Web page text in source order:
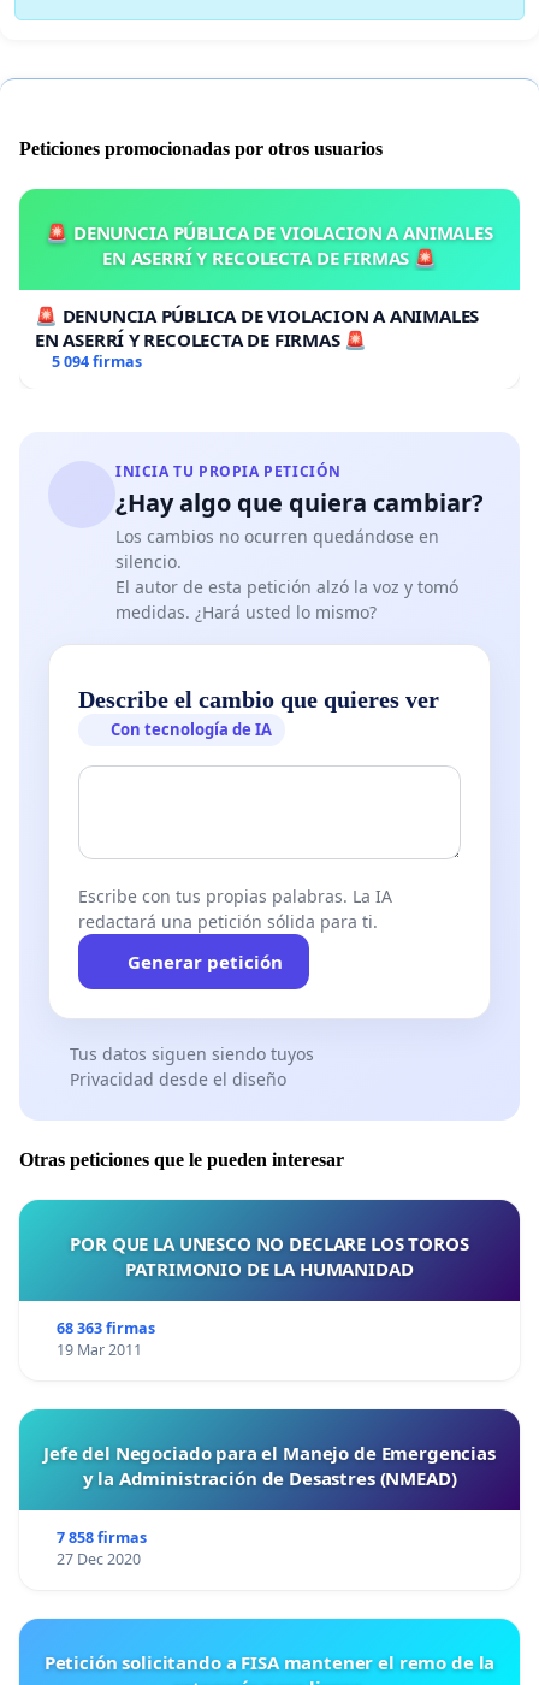
Peticiones promocionadas por otros usuarios
🚨 DENUNCIA PÚBLICA DE VIOLACION A ANIMALES
EN ASERRÍ Y RECOLECTA DE FIRMAS 🚨
🚨 DENUNCIA PÚBLICA DE VIOLACION A ANIMALES
EN ASERRÍ Y RECOLECTA DE FIRMAS 🚨
5 094 firmas
INICIA TU PROPIA PETICIÓN
¿Hay algo que quiera cambiar?
Los cambios no ocurren quedándose en
silencio.
El autor de esta petición alzó la voz y tomó
medidas. ¿Hará usted lo mismo?
Describe el cambio que quieres ver
Con tecnología de IA
Escribe con tus propias palabras. La IA
redactará una petición sólida para ti.
Generar petición
Tus datos siguen siendo tuyos
Privacidad desde el diseño
Otras peticiones que le pueden interesar
POR QUE LA UNESCO NO DECLARE LOS TOROS
PATRIMONIO DE LA HUMANIDAD
68 363 firmas
19 Mar 2011
Jefe del Negociado para el Manejo de Emergencias
y la Administración de Desastres (NMEAD)
7 858 firmas
27 Dec 2020
Petición solicitando a FISA mantener el remo de la